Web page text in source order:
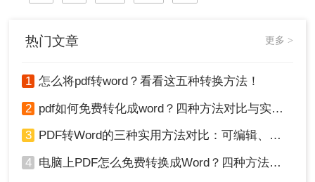
热门文章 更多 >
1 怎么将pdf转word？看看这五种转换方法！
2 pdf如何免费转化成word？四种方法对比与实操指南（附详细表格）
3 PDF转Word的三种实用方法对比：可编辑、保格式、避风险！
4 电脑上PDF怎么免费转换成Word？四种方法对比与实操指南（附详细表格）!